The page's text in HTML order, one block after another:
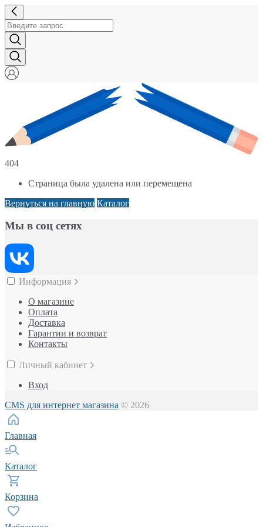
404
Страница была удалена или перемещена
Вернуться на главную Каталог
Мы в соц сетях
Информация
О магазине
Оплата
Доставка
Гарантии и возврат
Контакты
Личный кабинет
Вход
CMS для интернет магазина © 2026
Главная
Каталог
Корзина